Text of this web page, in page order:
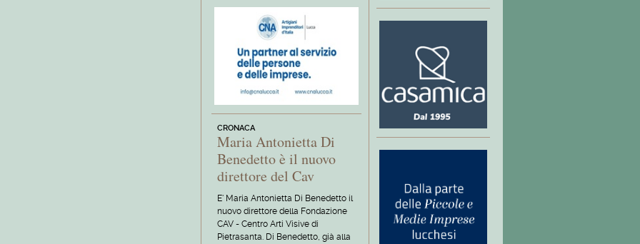
CRONACA
Maria Antonietta Di
Benedetto è il nuovo
direttore del Cav
E' Maria Antonietta Di Benedetto il
nuovo direttore della Fondazione
CAV - Centro Arti Visive di
Pietrasanta. Di Benedetto, già alla